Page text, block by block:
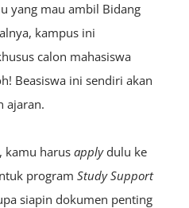
yang mau ambil Bidang
kampus ini
calon mahasiswa
Beasiswa ini sendiri akan
ajaran.
kamu harus applydulu ke
program Study Support
siapin dokumen penting